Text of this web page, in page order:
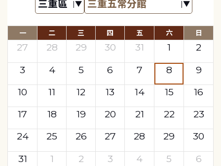
一 二 三 四 五 六 日
27 28 29 30 31 1
2
3
4 5 6 7 8
9
10
11 12 13 14 15
16
17
18 19 20 21 22
23
24
25 26 27 28 29
30
31
1 2 3 4 5 6